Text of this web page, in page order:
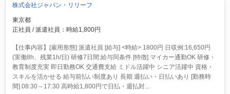
株式会社ジャパン・リリーフ
東京都
正社員 / 派遣社員：時給1,800円
【仕事内容】[雇用形態] 派遣社員 [給与] <時給> 1800円 日収例:16,650円
(実働8h、残業1h/日) 研修7日間:給与同条件 [特徴] マイカー通勤OK 研修・
教育制度充実 即日勤務OK 交通費支給 ミドル活躍中 シニア活躍中 資格・
スキルを活かせる 給与前払い制度あり 長期 週払い・日払いあり [勤務時
間] 08:30～17:30 高時給1,800円で日払・週払対...